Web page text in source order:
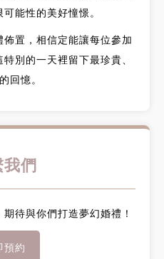
能性的美好憧憬。
置，相信定能讓每位參加
別的一天裡留下最珍貴、
回憶。
們
待與你們打造夢幻婚禮！
預約